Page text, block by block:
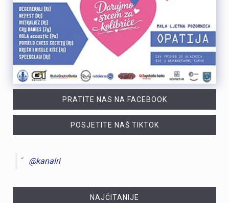
PRATITE NAS NA FACEBOOK
POSJETITE NAŠ TIKTOK
@kanalri
NAJČITANIJE